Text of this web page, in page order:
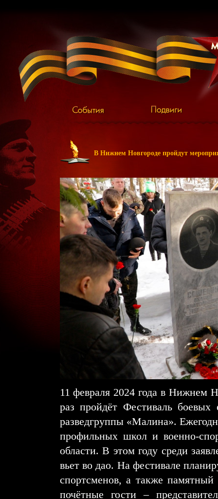
В Нижнем Новгороде пройдут
11 февраля 2024 года в Нижнем
раз пройдёт Фестиваль
разведгруппы «Малина».
профильных школ и военно-
области. В этом году среди
вьет во дао. На фестивале
спортсменов, а также памятный
почётные гости ‒